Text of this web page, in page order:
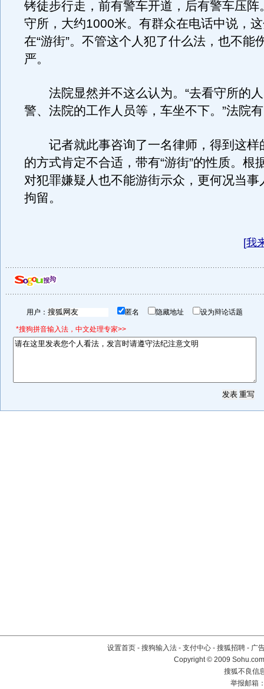
铐徒步行走，前有警车开道，后有警车压阵
守所，大约1000米。有群众在电话中说，
在“游街”。不管这个人犯了什么法，也不能
严。
法院显然并不这么认为。“去看守所的人
警、法院的工作人员等，车坐不下。”法院
记者就此事咨询了一名律师，得到这样
的方式肯定不合适，带有“游街”的性质。根
对犯罪嫌疑人也不能游街示众，更何况当事
拘留。
[我
用户： 匿名 隐藏地址 设为辩论话题
*搜狗拼音输入法，中文处理专家>>
设置首页 - 搜狗输入法 - 支付中心 - 搜狐招聘 - 广
Copyright © 2009
搜狐不良信
举报邮箱